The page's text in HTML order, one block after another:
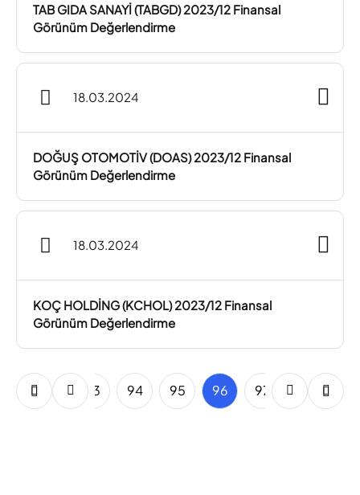
TAB GIDA SANAYİ (TABGD) 2023/12 Finansal
Görünüm Değerlendirme
18.03.2024
DOĞUŞ OTOMOTİV (DOAS) 2023/12 Finansal
Görünüm Değerlendirme
18.03.2024
KOÇ HOLDİNG (KCHOL) 2023/12 Finansal
Görünüm Değerlendirme
92 93 94 95 96 97 98 99